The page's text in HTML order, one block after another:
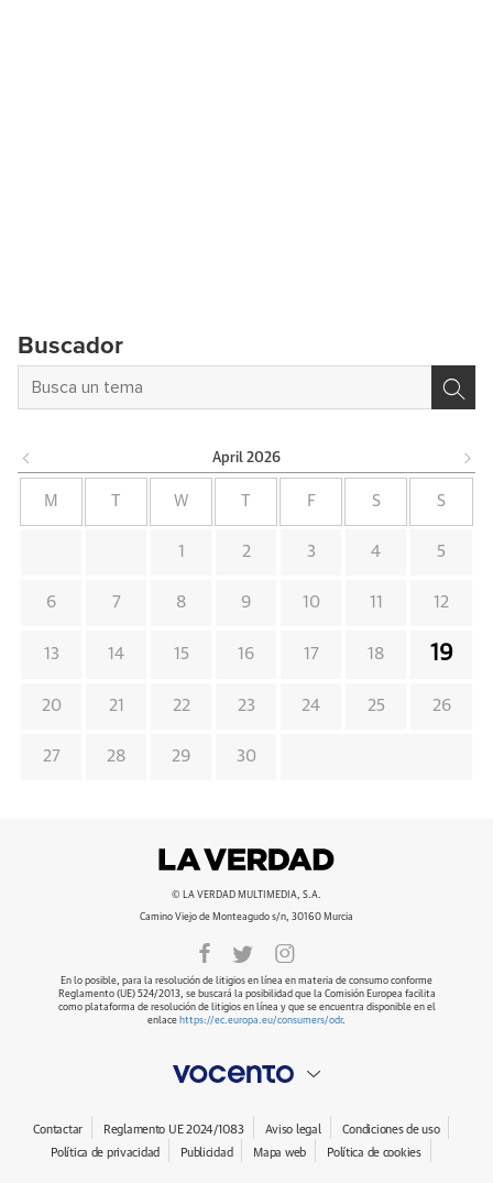
Buscador
April 2026
M W F S S
1 2 3 4 5
6 7 8 9 10 11 12
13 14 15 16 17 18 19
20 21 22 23 24 25 26
27 28 29 30
© LA VERDAD MULTIMEDIA, S.A.
Camino Viejo de Monteagudo s/n, 30160 Murcia
En lo posible, para la resolución de litigios en línea en materia de consumo conforme
Reglamento (UE) 524/2013, se buscará la posibilidad que la Comisión Europea facilita
como plataforma de resolución de litigios en línea y que se encuentra disponible en el
enlace https://ec.europa.eu/consumers/odr.
Contactar Reglamento UE 2024/1083 Aviso legal
Condiciones de uso
Política de privacidad
Publicidad Mapa web Política de cookies